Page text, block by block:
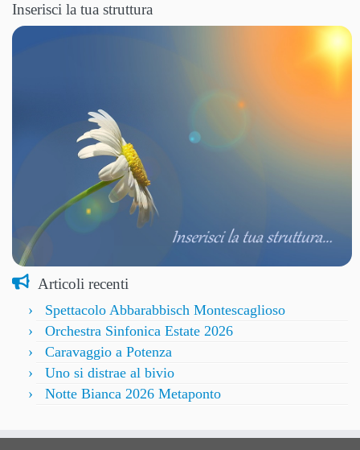
Inserisci la tua struttura
Articoli recenti
Spettacolo Abbarabbisch Montescaglioso
Orchestra Sinfonica Estate 2026
Caravaggio a Potenza
Uno si distrae al bivio
Notte Bianca 2026 Metaponto